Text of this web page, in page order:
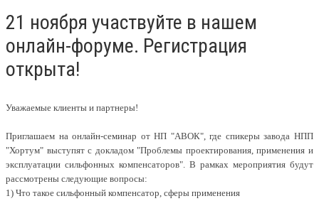
21 ноября участвуйте в нашем
онлайн-форуме. Регистрация
открыта!
Уважаемые клиенты и партнеры!
Приглашаем на онлайн-семинар от НП "АВОК", где спикеры завода НПП
"Хортум" выступят с докладом "Проблемы проектирования, применения и
эксплуатации сильфонных компенсаторов". В рамках мероприятия будут
рассмотрены следующие вопросы:
1) Что такое сильфонный компенсатор, сферы применения